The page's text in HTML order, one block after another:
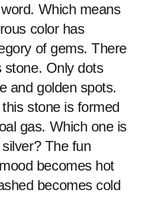
Which means
color has
of gems. There
stone. Only dots
and golden spots.
stone is formed
gas. Which one is
The fun
becomes hot
becomes cold